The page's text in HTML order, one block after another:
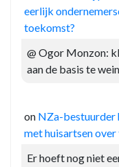
eerlijk
toekomst?
@ Ogor Monzon:
aan de basis te
on NZa-bestuurder
met huisartsen
Er hoeft nog niet